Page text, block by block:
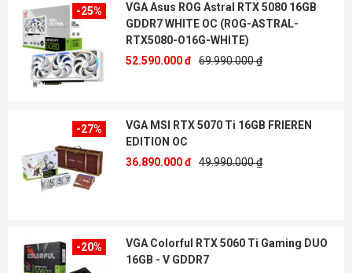
-25%
VGA Asus ROG Astral RTX 5080 16GB
GDDR7 WHITE OC (ROG-ASTRAL-
RTX5080-O16G-WHITE)
52.590.000 đ 69.990.000 ₫
-27%
VGA MSI RTX 5070 Ti 16GB FRIEREN
EDITION OC
36.890.000 đ 49.990.000 ₫
-20%
VGA Colorful RTX 5060 Ti Gaming DUO
16GB - V GDDR7